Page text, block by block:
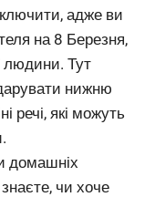
адже ви
на 8 Березня,
людини. Тут
нижню
речі, які можуть
домашніх
чи хоче